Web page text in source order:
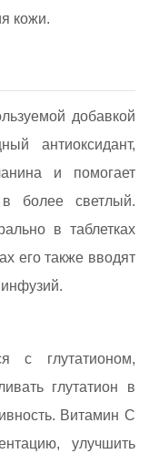
кожи.
добавкой
антиоксидант,
и помогает
более светлый.
в таблетках
его также вводят
с глутатионом,
глутатион в
Витамин C
улучшить